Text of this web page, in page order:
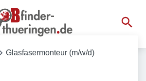
Glasfasermonteur (m/w/d)